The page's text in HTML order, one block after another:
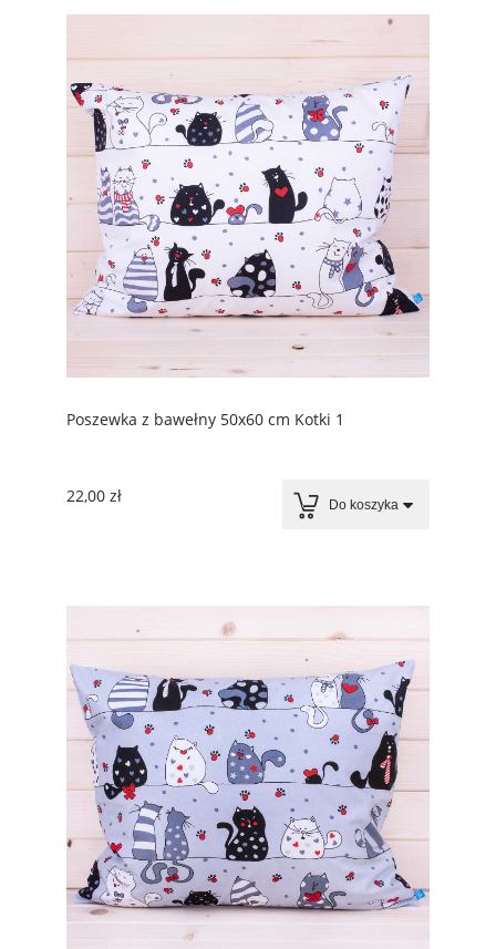
Poszewka z bawełny 50x60 cm Kotki 1
22,00 zł Do koszyka